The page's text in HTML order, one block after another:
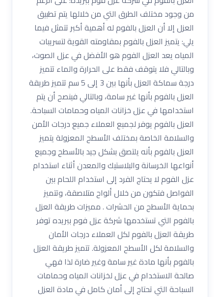
من وجود مختلف الطرق التي من خلالها يتم تطبيق
العزل إلا أن العزل بالفوم له أهمية أكبر تتمثل فيما
يلي: يتميز العزل بالفوم بمقاومته القوية لتسريبات
المياه يعد العزل الفوم هو الأفضل في عزل الصوت،
وبالتالي فلا يتوقف فقط على الحرارة والماء تتميز
درجة سماكة العزل بأنها بين 3 إلى 5 سم تتميز طريقة
العزل بالفوم بأنها غير سامة، وبالتالي فينصح أن يتم
استخدامها في عزل خزانات المياه وحمامات السباحة.
العزل بالفوم يوفر لجميع العملاء جميع درجات الأمن
والسلامة الخاصة بمختلف الأسطح المعزولة يتميز
العزل بالفوم بأنه يلتصق بشكل جيد بالأسطح وجميع
أنواعها الخرسانة والبلاستيك والمعدن أثناء استخدام
عزل الفوم لا يحتاج الفرد إلى استخدام اللحام بين
الفواصل فتكون من خلال ألواح متلاصقة، وتتميز
بحماية الأسطح من الحشرات . مميزات طريقة العزل
بالفوم التي تستخدمها شركة عزل فوم ببريده توفر
طريقة العزل بالفوم لكل العملاء درجات الأمان
والسلامة لكل الأسطح المعزولة. تتميز طريقة العزل
بالفوم بأنها مادة غير سامة وغير ضارة لذا فهي
صالحة الاستخدام في عزل لخزانات المياه وحمامات
السباحة التي تحتاج إلى أمان كامل في مادة العزل